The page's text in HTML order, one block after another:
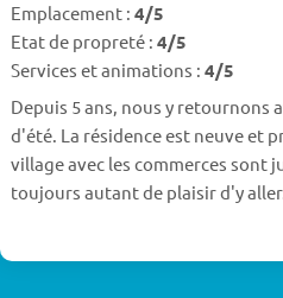
Emplacement : 4/5
Etat de propreté : 4/5
Services et animations : 4/5
Depuis 5 ans, nous y retournons
d'été. La résidence est neuve et
village avec les commerces sont
toujours autant de plaisir d'y aller.